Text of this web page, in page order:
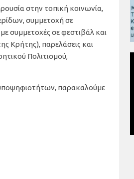
στην τοπική κοινωνία,
συμμετοχή σε
συμμετοχές σε φεστιβάλ και
Κρήτης), παρελάσεις και
Πολιτισμού,
υποψηφιοτήτων, παρακαλούμε